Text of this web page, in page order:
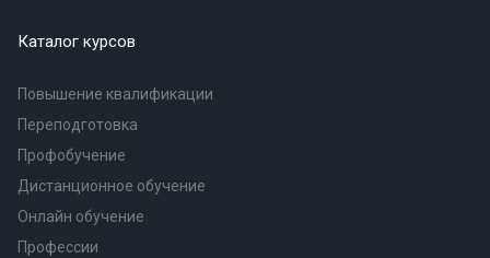
Каталог курсов
Повышение квалификации
Переподготовка
Профобучение
Дистанционное обучение
Онлайн обучение
Профессии